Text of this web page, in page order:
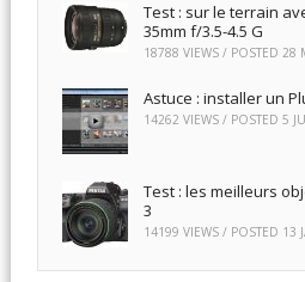
Test : sur le terrain
35mm f/3.5-4.5 G
18788 VIEWS / POSTED 28
Astuce : installer un
14262 VIEWS / POSTED 5
Test : les meilleurs
3
14199 VIEWS / POSTED 13